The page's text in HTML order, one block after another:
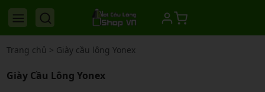
Trang chủ > Giày cầu lông Yonex
Giày Cầu Lông Yonex